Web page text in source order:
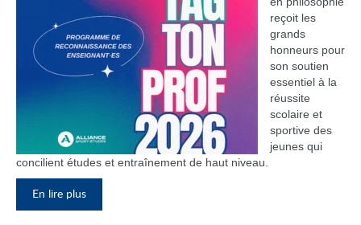
reçoit les
grands
honneurs pour
son soutien
essentiel à la
réussite
scolaire et
sportive des
jeunes qui
concilient études et entraînement de haut niveau.
En lire plus